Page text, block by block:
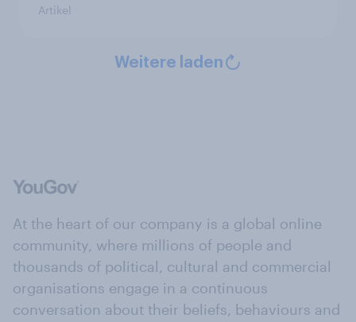
Artikel
Weitere laden
At the heart of our company is a global online
community, where millions of people and
thousands of political, cultural and commercial
organisations engage in a continuous
conversation about their beliefs, behaviours and